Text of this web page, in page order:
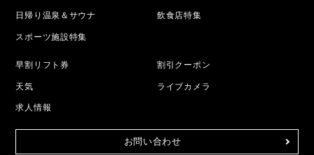
日帰り温泉＆サウナ 飲食店特集
スポーツ施設特集
早割リフト券 割引クーポン
天気 ライブカメラ
求人情報
お問い合わせ